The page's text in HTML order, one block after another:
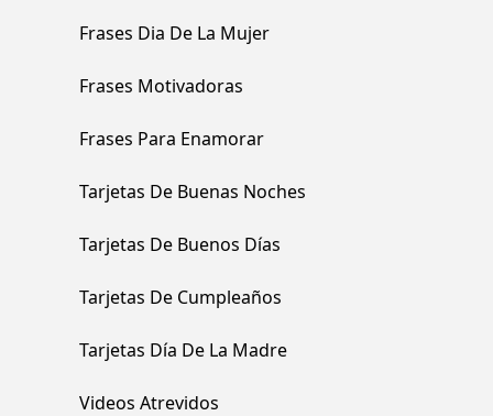
Frases Dia De La Mujer
Frases Motivadoras
Frases Para Enamorar
Tarjetas De Buenas Noches
Tarjetas De Buenos Días
Tarjetas De Cumpleaños
Tarjetas Día De La Madre
Videos Atrevidos